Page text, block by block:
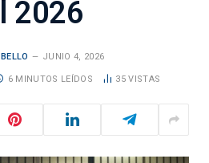
2026
JUNIO 4, 2026
6 MINUTOS LEÍDOS 35VISTAS